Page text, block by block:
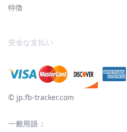
特徴
安全な支払い
© ‌jp.fb-tracker.com
一般用語：